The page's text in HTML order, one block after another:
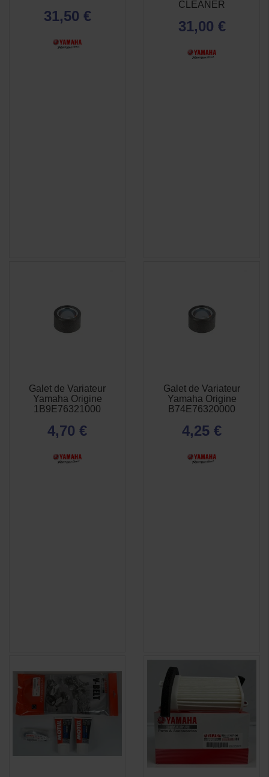
31,50 €
CLEANER
31,00 €
RAPIDE
Galet de Variateur
Yamaha Origine
1B9E76321000
4,70 €
RAPIDE
Galet de Variateur
Yamaha Origine
B74E76320000
4,25 €
 APERÇU
RAPIDE
 APERÇU
RAPIDE